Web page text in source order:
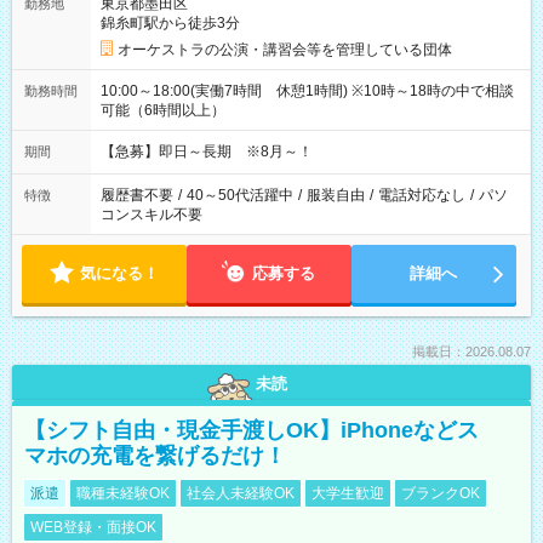
勤務地
東京都墨田区
錦糸町駅から徒歩3分
オーケストラの公演・講習会等を管理している団体
勤務時間
10:00～18:00(実働7時間 休憩1時間) ※10時～18時の中で相談
可能（6時間以上）
期間 【急募】即日～長期 ※8月～！
特徴 履歴書不要 / 40～50代活躍中 / 服装自由 / 電話対応なし / パソ
コンスキル不要
気になる！ 応募する 詳細へ
掲載日：2026.08.07
未読
【シフト自由・現金手渡しOK】iPhoneなどス
マホの充電を繋げるだけ！
派遣 職種未経験OK 社会人未経験OK 大学生歓迎
ブランクOK
WEB登録・面接OK